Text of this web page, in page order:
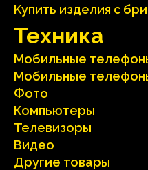
Kупить изделия c
Техника
Мобильные
Мобильные
Фото
Компьютеры
Телевизоры
Видео
Другие товары